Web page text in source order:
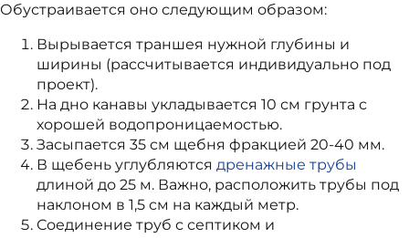
Обустраивается оно следующим образом:
Вырывается траншея нужной глубины и
ширины (рассчитывается индивидуально под
проект).
На дно канавы укладывается 10 см грунта с
хорошей водопроницаемостью.
Засыпается 35 см щебня фракцией 20-40 мм.
В щебень углубляются дренажные трубы
длиной до 25 м. Важно, расположить трубы под
наклоном в 1,5 см на каждый метр.
Соединение труб с септиком и